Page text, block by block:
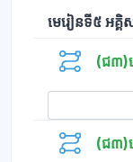
មេរៀនទី៥ អគ្គិ
(ជ៣)
(ជ៣)